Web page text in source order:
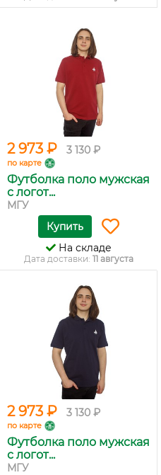
2 973 ₽ 3 130 ₽
по карте
Футболка поло мужская
с логот...
МГУ
Купить
На складе
Дата доставки: 11 августа
2 973 ₽ 3 130 ₽
по карте
Футболка поло мужская
с логот...
МГУ